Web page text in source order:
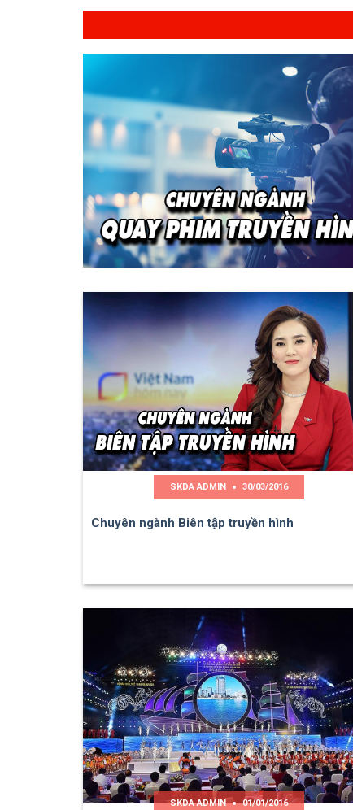
SKDA ADMIN 30/03/2016
Chuyên ngành Biên tập truyền hình
SKDA ADMIN 01/01/2016